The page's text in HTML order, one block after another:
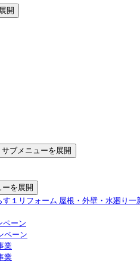
開
サブメニューを展開
を展開
す１リフォーム 屋根・外壁・水廻り一
ペーン
ペーン
業
業